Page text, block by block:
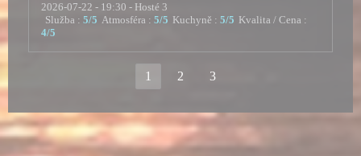
2026-07-22 - 19:30 - Hosté 3
Služba : 5/5 Atmosféra : 5/5 Kuchyně : 5/5 Kvalita / Cena :
4/5
1 2 3